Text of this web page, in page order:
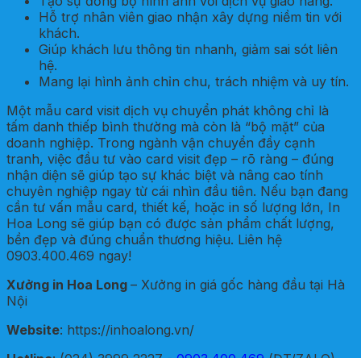
Hỗ trợ nhân viên giao nhận xây dựng niềm tin với
khách.
Giúp khách lưu thông tin nhanh, giảm sai sót liên
hệ.
Mang lại hình ảnh chỉn chu, trách nhiệm và uy tín.
Một mẫu card visit dịch vụ chuyển phát không chỉ là
tấm danh thiếp bình thường mà còn là “bộ mặt” của
doanh nghiệp. Trong ngành vận chuyển đầy cạnh
tranh, việc đầu tư vào card visit đẹp – rõ ràng – đúng
nhận diện sẽ giúp tạo sự khác biệt và nâng cao tính
chuyên nghiệp ngay từ cái nhìn đầu tiên. Nếu bạn đang
cần tư vấn mẫu card, thiết kế, hoặc in số lượng lớn, In
Hoa Long sẽ giúp bạn có được sản phẩm chất lượng,
bền đẹp và đúng chuẩn thương hiệu. Liên hệ
0903.400.469 ngay!
Xưởng in Hoa Long – Xưởng in giá gốc hàng đầu tại Hà
Nội
Website: https://inhoalong.vn/